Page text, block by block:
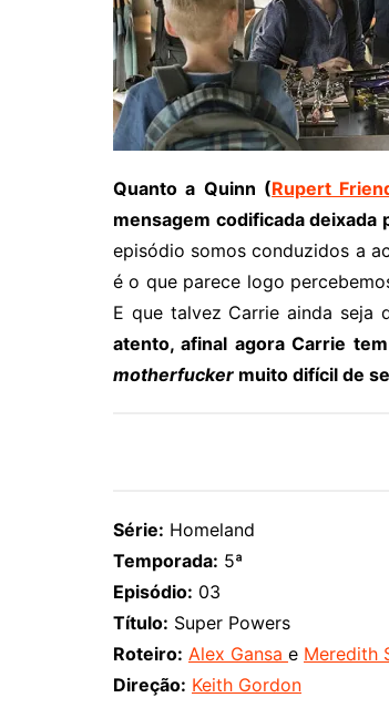
Quanto a Quinn (Rupert
mensagem codificada deixada
episódio somos conduzidos a
é o que parece logo
E que talvez Carrie ainda seja
atento, afinal agora Carrie
motherfucker muito difícil de
Série: Homeland
Temporada: 5ª
Episódio: 03
Título: Super Powers
Roteiro: Alex Gansa e Meredith
Direção: Keith Gordon